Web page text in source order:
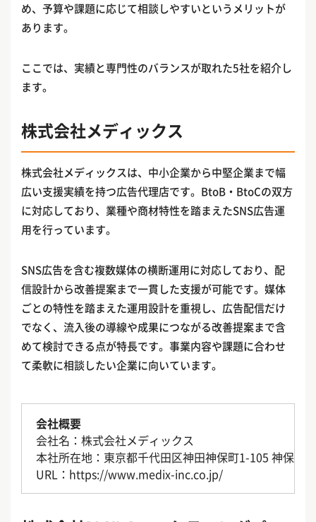
め、予算や課題に応じて相談しやすいというメリットが
あります。
ここでは、実績と専門性のバランスが取れた5社を紹介し
ます。
株式会社メディックス
株式会社メディックスは、中小企業から中堅企業まで幅
広い支援実績を持つ広告代理店です。BtoB・BtoCの双方
に対応しており、業種や商材特性を踏まえたSNS広告運
用を行っています。
SNS広告を含む複数媒体の横断運用に対応しており、配
信設計から改善提案まで一貫した支援が可能です。媒体
ごとの特性を踏まえた運用設計を重視し、広告配信だけ
でなく、流入後の導線や成果につながる改善提案まで含
めて検討できる点が特長です。事業内容や課題に合わせ
て柔軟に相談したい企業に向いています。
会社概要
会社名：株式会社メディックス
本社所在地：東京都千代田区神田神保町1-105 神保町
URL：https://www.medix-inc.co.jp/